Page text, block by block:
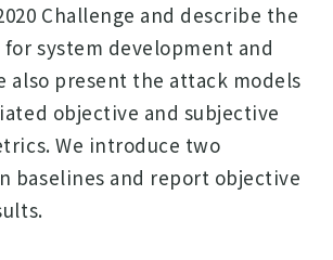
Challenge and describe the
for system development and
also present the attack models
objective and subjective
We introduce two
baselines and report objective